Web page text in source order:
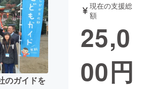
ー・ガジェット
画 書籍・雑誌
起業 チャレンジ
のガイドを
現在の支援総
額
25,0
00円